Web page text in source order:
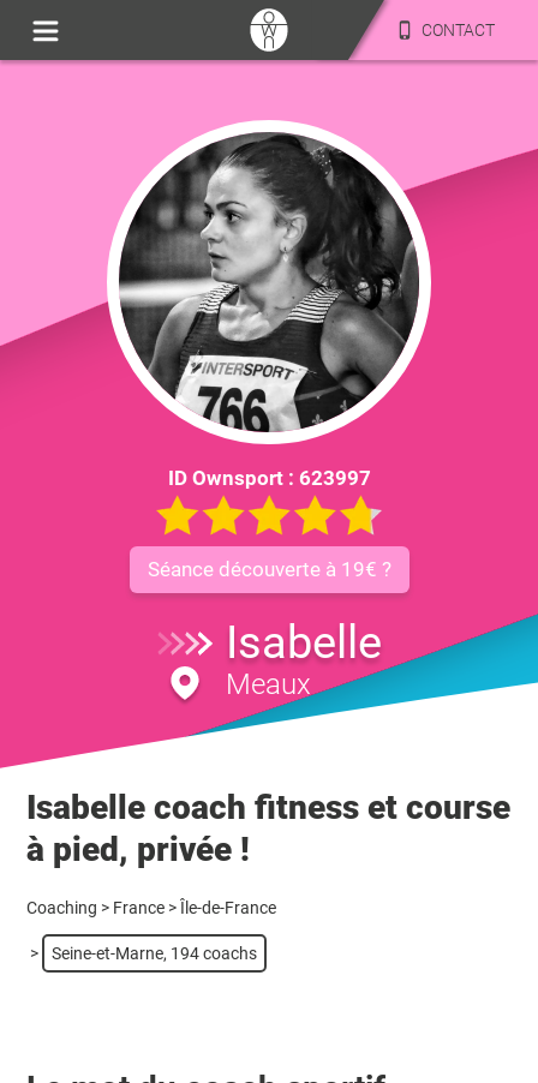
CONTACT
ID Ownsport : 623997
Séance découverte à 19€ ?
Isabelle
Meaux
Isabelle coach fitness et course
à pied, privée !
Coaching > France > Île-de-France
> Seine-et-Marne, 194 coachs